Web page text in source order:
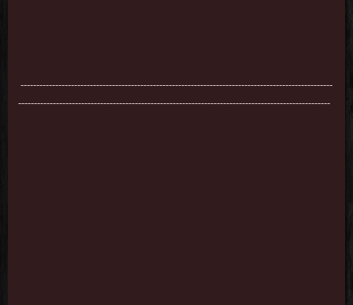
---------------------------------------------------------------------------------------------------
---------------------------------------------------------------------------------------------------